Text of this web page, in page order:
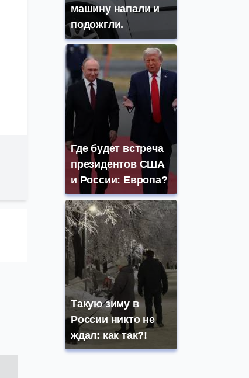
машину напали и
подожгли.
Где будет встреча
президентов США
и России: Европа?
Такую зиму в
России никто не
ждал: как так?!